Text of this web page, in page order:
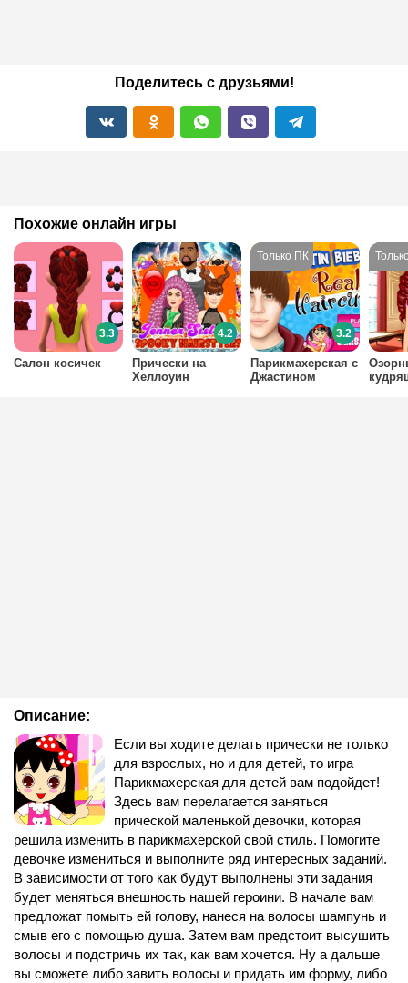
Поделитесь с друзьями!
Описание:
Если вы ходите делать прически не только
для взрослых, но и для детей, то игра
Парикмахерская для детей вам подойдет!
Здесь вам перелагается заняться
прической маленькой девочки, которая
решила изменить в парикмахерской свой стиль. Помогите
девочке измениться и выполните ряд интересных заданий.
В зависимости от того как будут выполнены эти задания
будет меняться внешность нашей героини. В начале вам
предложат помыть ей голову, нанеся на волосы шампунь и
смыв его с помощью душа. Затем вам предстоит высушить
волосы и подстричь их так, как вам хочется. Ну а дальше
вы сможете либо завить волосы и придать им форму, либо
Похожие онлайн игры
Парикмахерская с
Джастином
3.2
Салон косичек
3.3
Прически на
Хеллоуин
4.2